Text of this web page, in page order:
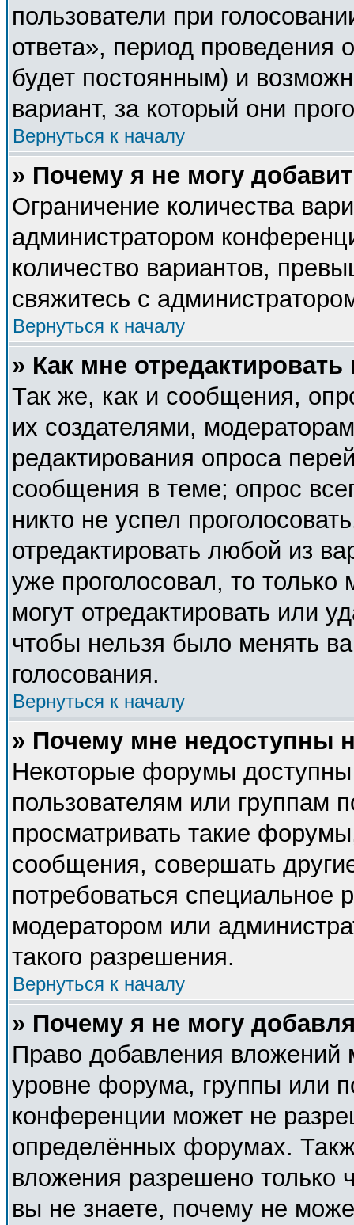
пользователи при
ответа», период проведения
будет постоянным) и
вариант, за который они
Вернуться к началу
» Почему я не могу
Ограничение количества
администратором
количество вариантов,
свяжитесь с
Вернуться к началу
» Как мне
Так же, как и сообщения,
их создателями,
редактирования опроса
сообщения в теме; опрос
никто не успел
отредактировать любой из
уже проголосовал, то
могут отредактировать или
чтобы нельзя было менять
голосования.
Вернуться к началу
» Почему мне недоступны
Некоторые форумы
пользователям или группам
просматривать такие
сообщения, совершать
потребоваться специальное
модератором или
такого разрешения.
Вернуться к началу
» Почему я не могу
Право добавления вложений
уровне форума, группы или
конференции может не
определённых форумах.
вложения разрешено только
вы не знаете, почему не